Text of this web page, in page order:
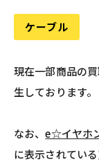
ケーブル
現在一部商品の
生しております。
なお、e☆イヤホ
に表示されてい